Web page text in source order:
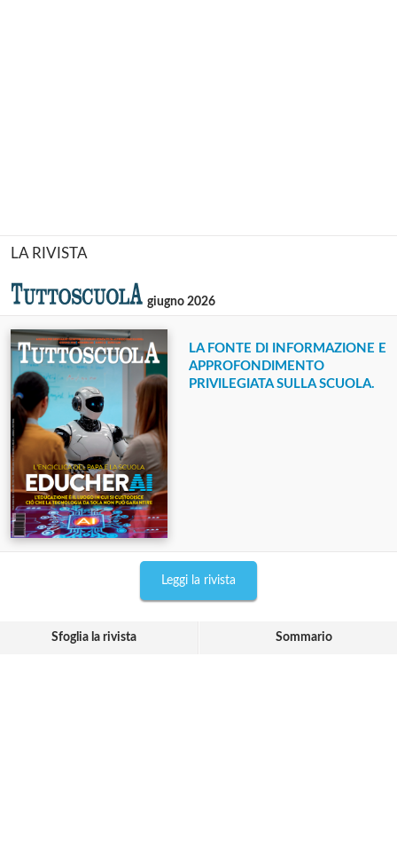
LA RIVISTA
giugno 2026
LA FONTE DI INFORMAZIONE E
APPROFONDIMENTO
PRIVILEGIATA SULLA SCUOLA.
Leggi la rivista
Sfoglia la rivista Sommario